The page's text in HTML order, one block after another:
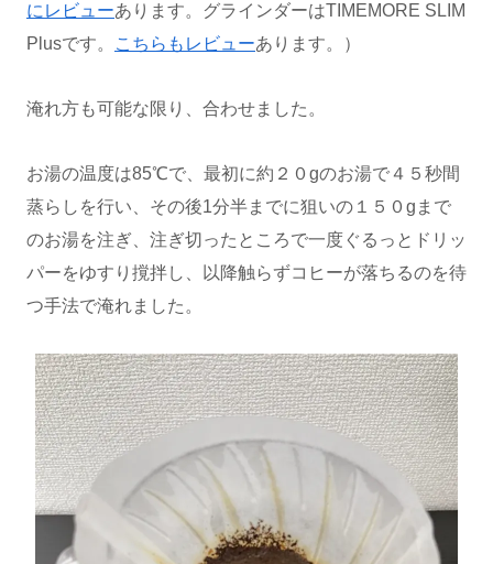
にレビューあります。グラインダーはTIMEMORE SLIM
Plusです。
こちらもレビューあります。）
淹れ方も可能な限り、合わせました。
お湯の温度は85℃で、最初に約２０gのお湯で４５秒間
蒸らしを行い、その後1分半までに狙いの１５０gまで
のお湯を注ぎ、注ぎ切ったところで一度ぐるっとドリッ
パーをゆすり撹拌し、以降触らずコヒーが落ちるのを待
つ手法で淹れました。